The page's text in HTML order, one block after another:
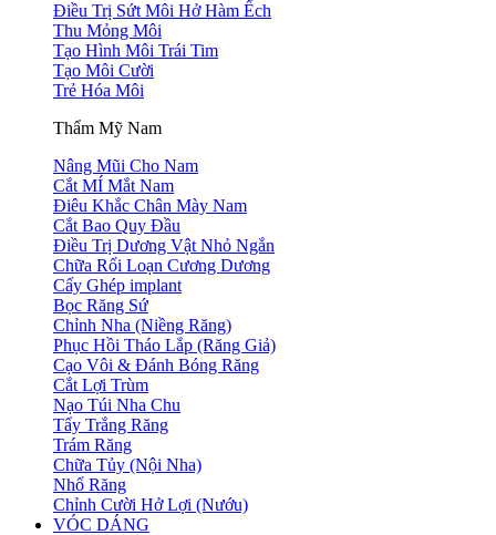
Điều Trị Sứt Môi Hở Hàm Ếch
Thu Mỏng Môi
Tạo Hình Môi Trái Tim
Tạo Môi Cười
Trẻ Hóa Môi
Thẩm Mỹ Nam
Nâng Mũi Cho Nam
Cắt MÍ Mắt Nam
Điêu Khắc Chân Mày Nam
Cắt Bao Quy Đầu
Điều Trị Dương Vật Nhỏ Ngắn
Chữa Rối Loạn Cương Dương
Cấy Ghép implant
Bọc Răng Sứ
Chỉnh Nha (Niềng Răng)
Phục Hồi Tháo Lắp (Răng Giả)
Cạo Vôi & Đánh Bóng Răng
Cắt Lợi Trùm
Nạo Túi Nha Chu
Tẩy Trắng Răng
Trám Răng
Chữa Tủy (Nội Nha)
Nhổ Răng
Chỉnh Cười Hở Lợi (Nướu)
VÓC DÁNG